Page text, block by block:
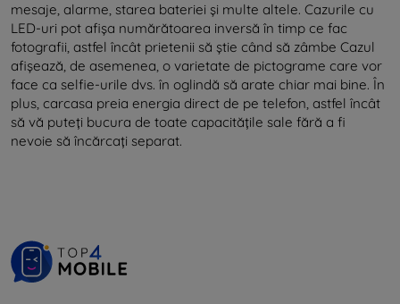
mesaje, alarme, starea bateriei și multe altele. Cazurile cu
LED-uri pot afișa numărătoarea inversă în timp ce fac
fotografii, astfel încât prietenii să știe când să zâmbe Cazul
afișează, de asemenea, o varietate de pictograme care vor
face ca selfie-urile dvs. în oglindă să arate chiar mai bine. În
plus, carcasa preia energia direct de pe telefon, astfel încât
să vă puteți bucura de toate capacitățile sale fără a fi
nevoie să încărcați separat.